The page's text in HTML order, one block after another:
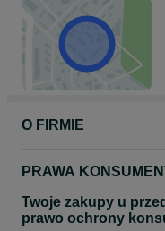
O FIRMIE
PRAWA
Twoje zakupy u
prawo ochrony